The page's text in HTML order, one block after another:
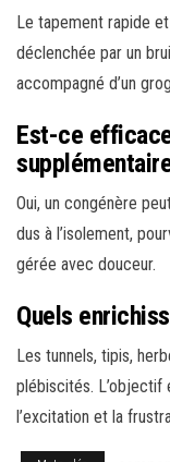
Le tapement rapide
déclenchée par un
accompagné d’un
Est-ce
Oui, un congénère
dus à l’isolement,
gérée avec douceur.
Quels
Les tunnels, tipis,
plébiscités. L’objectif
l’excitation et la